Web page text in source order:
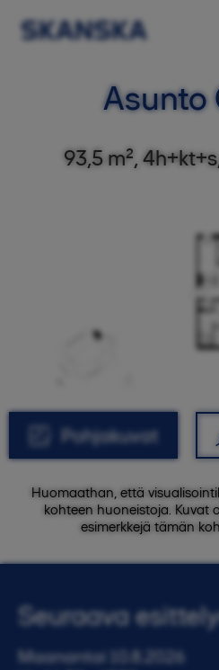
Asunto
93,5 m²,
Pohjakuvat
Huomaathan, että
kohteen huoneistoja. Kuvat
esimerkkejä tämän
Seuraava
Maanantai 10.8.2026